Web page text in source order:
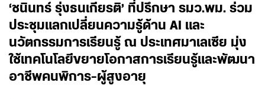
‘ชนินทร์ รุ่งธนเกียรติ’ ที่ปรึกษา รมว.พม. ร่วม
ประชุมแลกเปลี่ยนความรู้ด้าน AI และ
นวัตกรรมการเรียนรู้ ณ ประเทศมาเลเซีย มุ่ง
ใช้เทคโนโลยีขยายโอกาสการเรียนรู้และพัฒนา
อาชีพคนพิการ-ผู้สูงอายุ